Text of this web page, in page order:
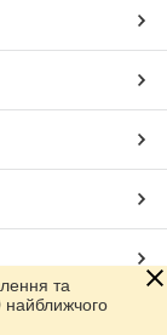
та
найближчого